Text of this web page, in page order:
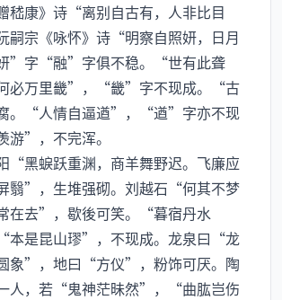
嵇康》诗“离别自古有，人非比目
嗣宗《咏怀》诗“明察自照妍，日月
”字“融”字俱不稳。“世有此聋
必万里畿”，“畿”字不现成。“古
。“人情自逼遒”，“遒”字亦不现
游”，不完浑。
黑蜧跃重渊，商羊舞野迟。飞廉应
翳”，生堆强砌。刘越石“何其不梦
在去”，歇後可笑。“暮宿丹水
是昆山璆”，不现成。龙泉曰“龙
象”，地曰“方仪”，粉饰可厌。陶
人，若“鬼神茫昧然”，“曲肱岂伤